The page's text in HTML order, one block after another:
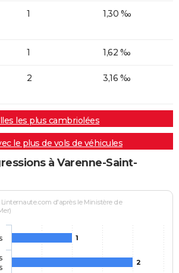
1 1,30 ‰
1 1,62 ‰
2 3,16 ‰
les plus cambriolées
le plus de vols de véhicules
à Varenne-Saint-
Linternaute.com d'après le Ministère de
1
2